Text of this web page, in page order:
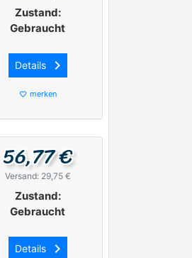
Zustand:
Gebraucht
Details keyboard_arrow_right
favorite_border merken
56,77 €
Versand: 29,75 €
Zustand:
Gebraucht
Details keyboard_arrow_right